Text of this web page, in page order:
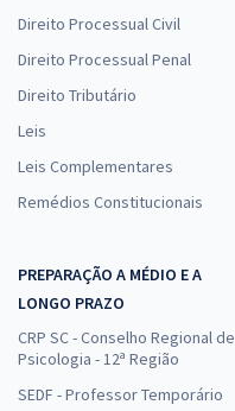
Direito Processual Civil
Direito Processual Penal
Direito Tributário
Leis
Leis Complementares
Remédios Constitucionais
PREPARAÇÃO A MÉDIO E A
LONGO PRAZO
CRP SC - Conselho Regional de
Psicologia - 12ª Região
SEDF - Professor Temporário